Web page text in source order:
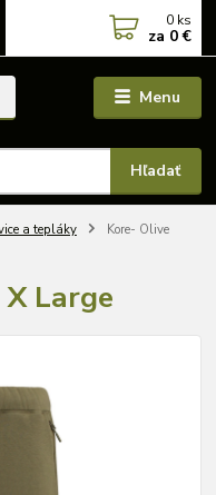
Menu
Hľadať
0 ks
za 0 €
a tepláky
Kore- Olive
Large